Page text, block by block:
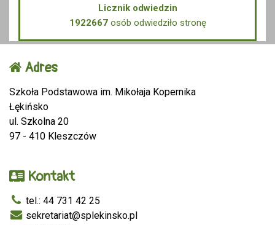
Licznik odwiedzin
1922667osób odwiedziło stronę
Adres
Szkoła Podstawowa im. Mikołaja Kopernika
Łękińsko
ul. Szkolna 20
97 - 410 Kleszczów
Kontakt
tel.: 44 731 42 25
sekretariat@splekinsko.pl